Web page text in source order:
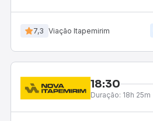
7,3 Viação Itapemirim
18:30
Duração: 18h 25m